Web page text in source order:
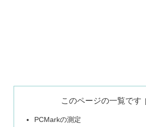
このページの一覧です
PCMarkの測定